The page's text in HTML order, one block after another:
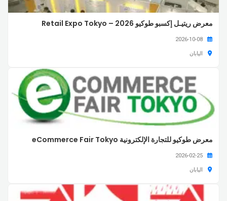
معرض ريتيـل إكسبو طوكيو 2026 – Retail Expo Tokyo
اليابان
معرض طوكيو للتجارة الإلكترونية eCommerce Fair Tokyo
اليابان